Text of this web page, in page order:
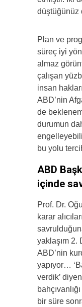
düştüğünüz
Plan ve
süreç iyi
almaz
çalışan
insan
ABD’nin
de
durumun
bu yolu
ABD
içinde
Prof. Dr.
karar
yaklaşım 2.
ABD’nin
yapıyor…
verdik’
bir süre